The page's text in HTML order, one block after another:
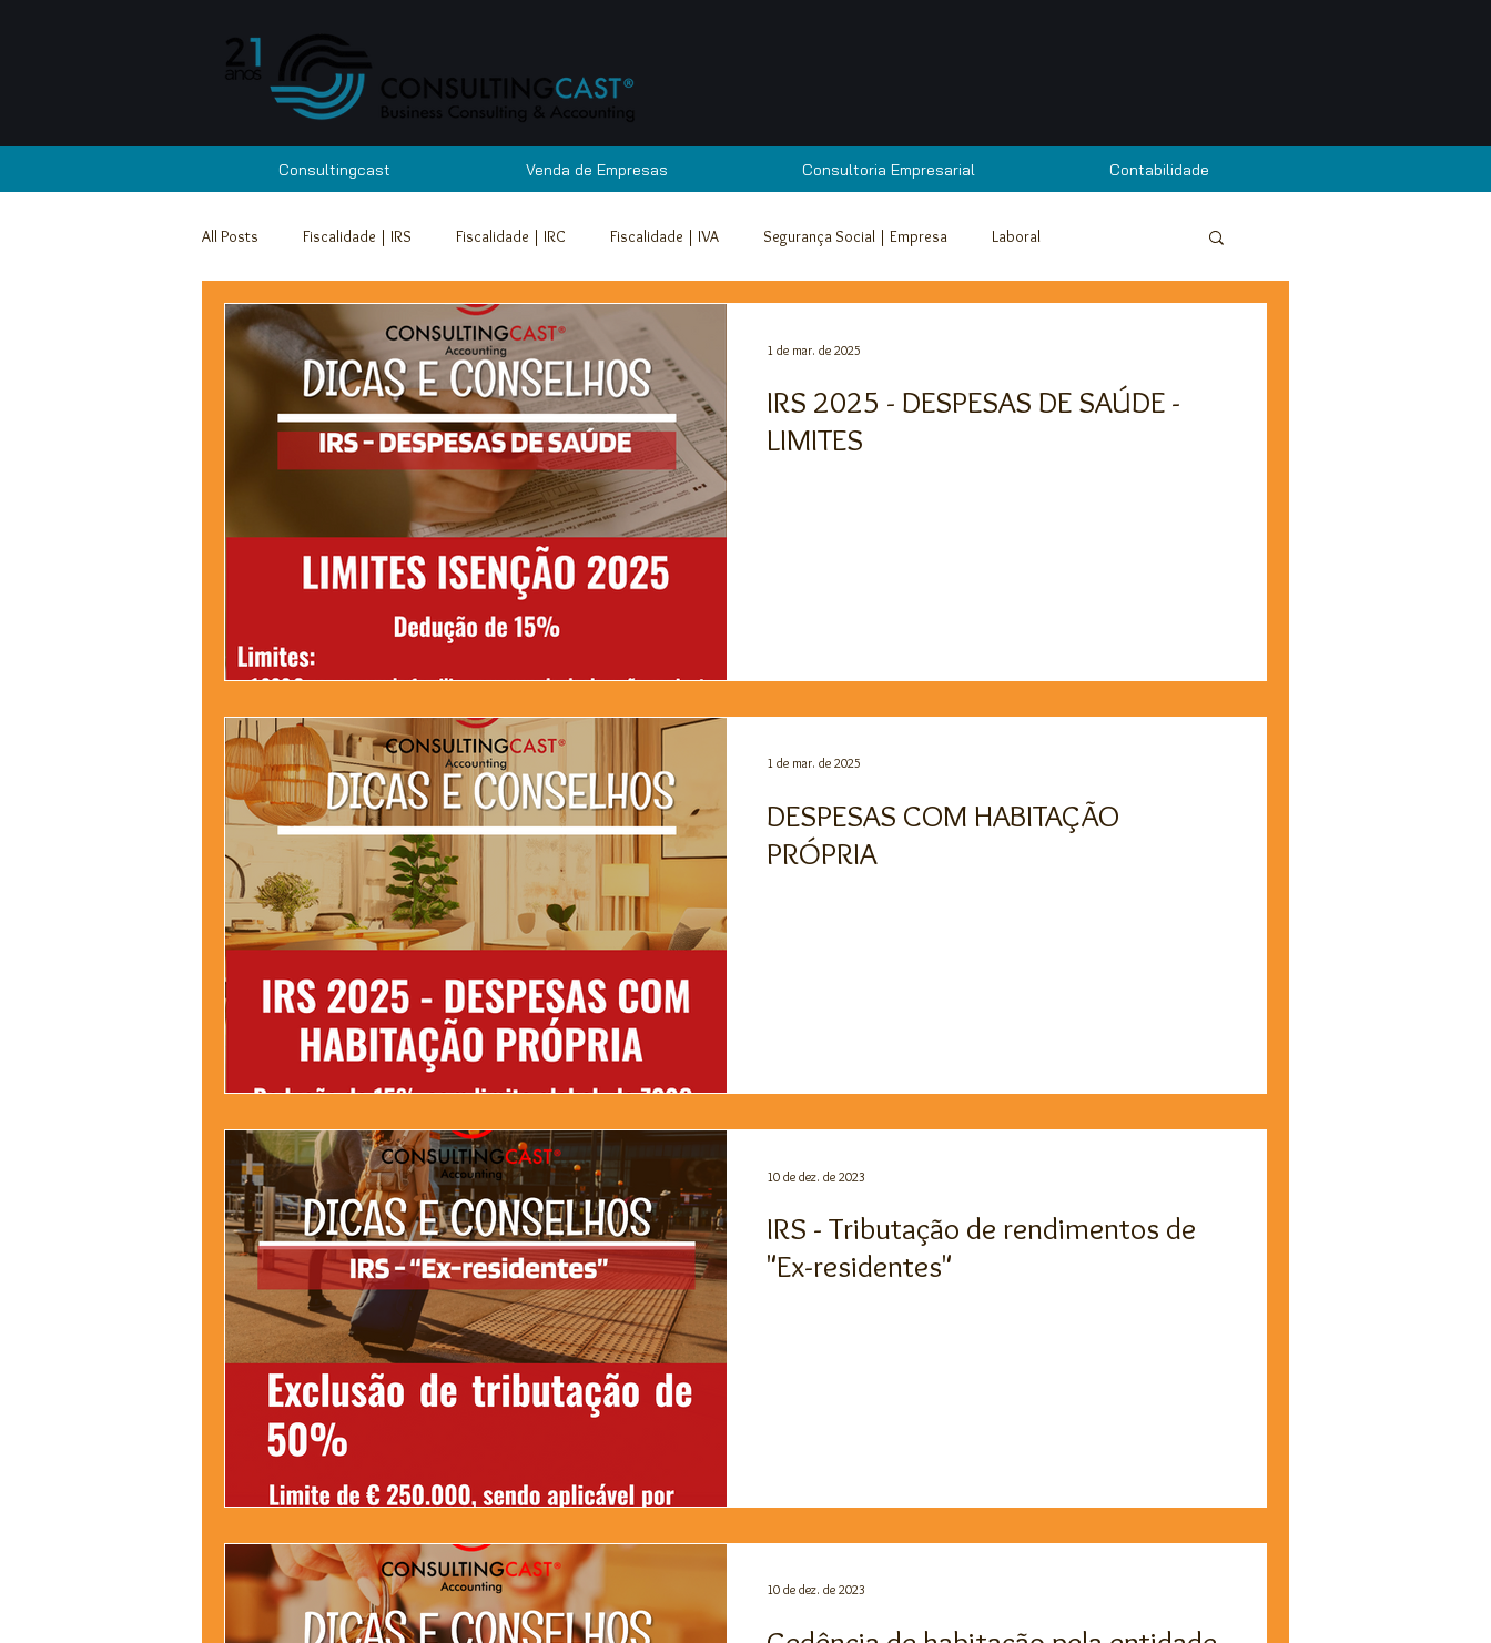
Consultingcast Venda de Empresas Consultoria Empresarial Contabilidade
All Posts Fiscalidade | IRS Fiscalidade | IRC Fiscalidade | IVA Segurança Social | Empresa Laboral
Apoios e Incentivos - Abertas Recuperação de Empresas
Fiscalidade | IRC Fiscalidade | IVA Segurança Social | Empresa Segurança Social | Trabalhador
Apoios e Incentivos - Fechadas COVID 19 Noticias Venda de Negócios
Trabalhador
IRS 2025 - DESPESAS DE SAÚDE -
LIMITES
1 de mar. de 2025
DESPESAS COM HABITAÇÃO
PRÓPRIA
1 de mar. de 2025
IRS - Tributação de rendimentos de
"Ex-residentes"
10 de dez. de 2023
10 de dez. de 2023